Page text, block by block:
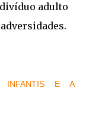
adulto
INFANTIS E A